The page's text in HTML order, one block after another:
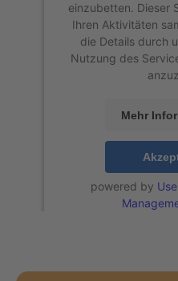
einzubetten. Dieser
Ihren Aktivitäten
die Details durch
Nutzung des
Mehr
powered by